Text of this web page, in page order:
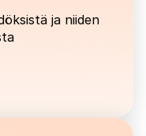
ja niiden